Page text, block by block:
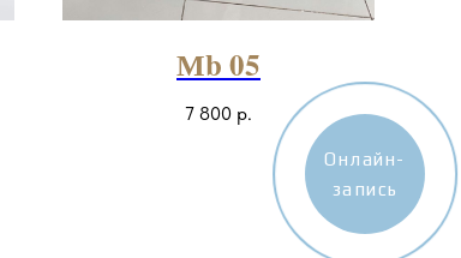
Мb 05
7 800 р.
Онлайн-
запись